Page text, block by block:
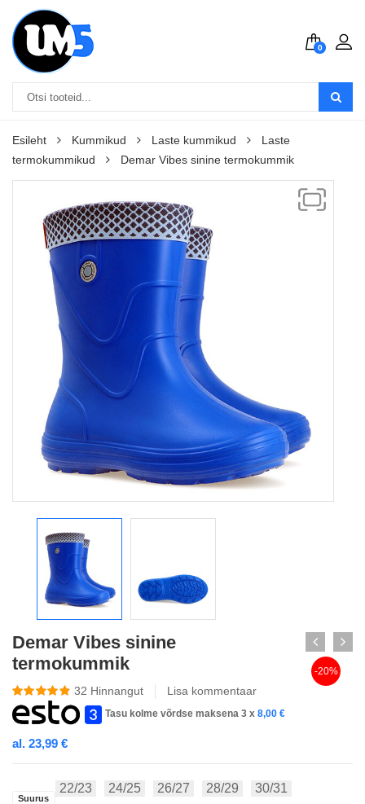
0
Esileht Kummikud Laste kummikud
Laste
termokummikud
Demar Vibes sinine termokummik
Demar Vibes sinine
termokummik
32 Hinnangut Lisa kommentaar
Tasu kolme võrdse maksena 3 x 8,00 €
al. 23,99 €
-20%
Suurus
22/23 24/25 26/27 28/29
30/31